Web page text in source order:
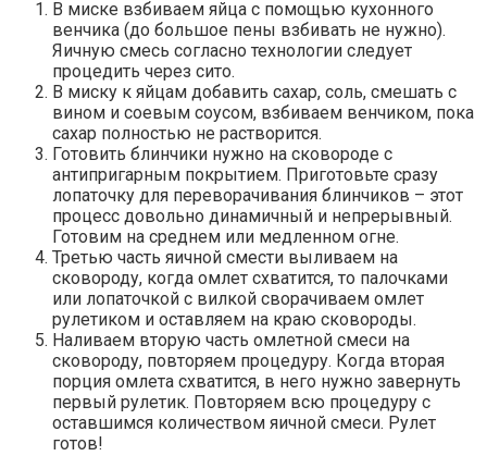
В миске взбиваем яйца с помощью кухонного
венчика (до большое пены взбивать не нужно).
Яичную смесь согласно технологии следует
процедить через сито.
В миску к яйцам добавить сахар, соль, смешать с
вином и соевым соусом, взбиваем венчиком, пока
сахар полностью не растворится.
Готовить блинчики нужно на сковороде с
антипригарным покрытием. Приготовьте сразу
лопаточку для переворачивания блинчиков – этот
процесс довольно динамичный и непрерывный.
Готовим на среднем или медленном огне.
Третью часть яичной смести выливаем на
сковороду, когда омлет схватится, то палочками
или лопаточкой с вилкой сворачиваем омлет
рулетиком и оставляем на краю сковороды.
Наливаем вторую часть омлетной смеси на
сковороду, повторяем процедуру. Когда вторая
порция омлета схватится, в него нужно завернуть
первый рулетик. Повторяем всю процедуру с
оставшимся количеством яичной смеси. Рулет
готов!